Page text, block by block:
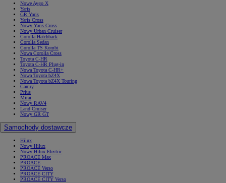
Nowe Aygo X
Yaris
GR Yaris
Yaris Cross
Nowy Yaris Cross
Nowy Urban Cruiser
Corolla Hatchback
Corolla Sedan
Corolla TS Kombi
Nowa Corolla Cross
Toyota C-HR
Toyota C-HR Plug-in
Nowa Toyota C-HR+
Nowa Toyota bZ4X
Nowa Toyota bZ4X Touring
Camry
Prius
Mirai
Nowy RAV4
Land Cruiser
Nowy GR GT
Samochody dostawcze
Hilux
Nowy Hilux
Nowy Hilux Electric
PROACE Max
PROACE
PROACE Verso
PROACE CITY
PROACE CITY Verso